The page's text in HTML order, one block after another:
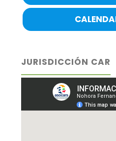
JURISDICCIÓN CAR